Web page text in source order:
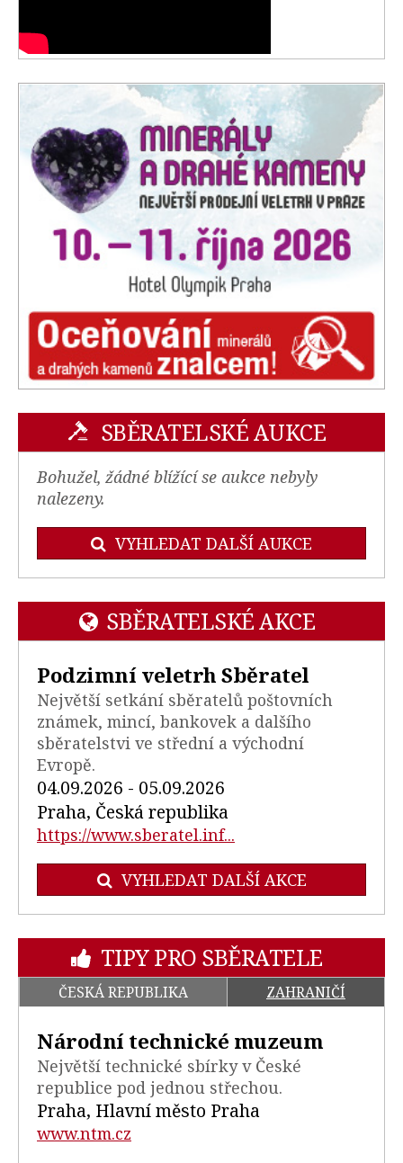
SBĚRATELSKÉ AUKCE
Bohužel, žádné blížící se aukce nebyly
nalezeny.
VYHLEDAT DALŠÍ AUKCE
SBĚRATELSKÉ AKCE
Podzimní veletrh Sběratel
Největší setkání sběratelů poštovních
známek, mincí, bankovek a dalšího
sběratelstvi ve střední a východní
Evropě.
04.09.2026 - 05.09.2026
Praha, Česká republika
https://www.sberatel.inf...
VYHLEDAT DALŠÍ AKCE
TIPY PRO SBĚRATELE
ČESKÁ REPUBLIKA ZAHRANIČÍ
Národní technické muzeum
Největší technické sbírky v České
republice pod jednou střechou.
Praha, Hlavní město Praha
www.ntm.cz